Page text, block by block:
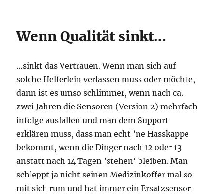
Wenn Qualität sinkt…
…sinkt das Vertrauen. Wenn man sich auf
solche Helferlein verlassen muss oder möchte,
dann ist es umso schlimmer, wenn nach ca.
zwei Jahren die Sensoren (Version 2) mehrfach
infolge ausfallen und man dem Support
erklären muss, dass man echt ’ne Hasskappe
bekommt, wenn die Dinger nach 12 oder 13
anstatt nach 14 Tagen ’stehen‘ bleiben. Man
schleppt ja nicht seinen Medizinkoffer mal so
mit sich rum und hat immer ein Ersatzsensor